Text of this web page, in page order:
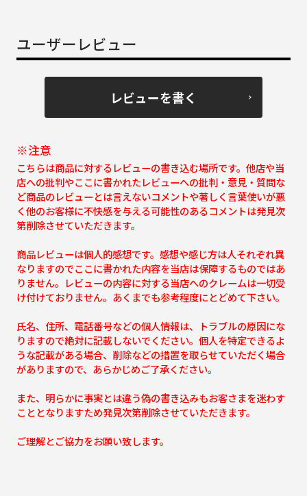
ユーザーレビュー
レビューを書く
※注意
こちらは商品に対するレビューの書き込む場所です。他店や当
店への批判やここに書かれたレビューへの批判・意見・質問な
ど商品のレビューとは言えないコメントや著しく言葉使いが悪
く他のお客様に不快感を与える可能性のあるコメントは発見次
第削除させていただきます。
商品レビューは個人的感想です。感想や感じ方は人それぞれ異
なりますのでここに書かれた内容を当店は保障するものではあ
りません。レビューの内容に対する当店へのクレームは一切受
け付けておりません。あくまでも参考程度にとどめて下さい。
氏名、住所、電話番号などの個人情報は、トラブルの原因にな
りますので絶対に記載しないでください。個人を特定できるよ
うな記載がある場合、削除などの措置を取らせていただく場合
がありますので、あらかじめご了承ください。
また、明らかに事実とは違う偽の書き込みもお客さまを迷わす
こととなりますため発見次第削除させていただきます。
ご理解とご協力をお願い致します。